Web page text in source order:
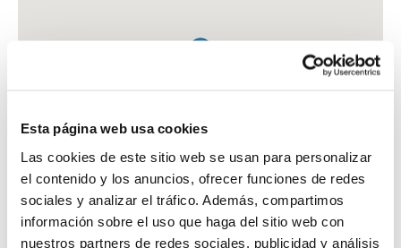
Esta página web usa cookies
Las cookies de este sitio web se usan para personalizar
el contenido y los anuncios, ofrecer funciones de redes
sociales y analizar el tráfico. Además, compartimos
información sobre el uso que haga del sitio web con
nuestros partners de redes sociales, publicidad y análisis